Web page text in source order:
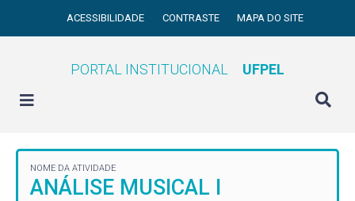
ACESSIBILIDADE CONTRASTE MAPA DO SITE
PORTAL INSTITUCIONAL UFPEL
NOME DA ATIVIDADE
ANÁLISE MUSICAL I